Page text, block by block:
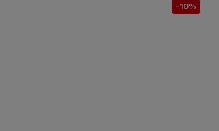
-10%